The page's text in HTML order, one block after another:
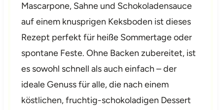
Mascarpone, Sahne und Schokoladensauce
auf einem knusprigen Keksboden ist dieses
Rezept perfekt für heiße Sommertage oder
spontane Feste. Ohne Backen zubereitet, ist
es sowohl schnell als auch einfach – der
ideale Genuss für alle, die nach einem
köstlichen, fruchtig-schokoladigen Dessert